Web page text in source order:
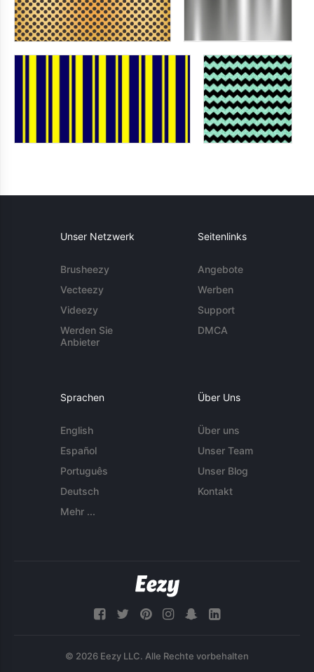
Unser Netzwerk
Brusheezy
Vecteezy
Videezy
Werden Sie
Anbieter
Seitenlinks
Angebote
Werben
Support
DMCA
Sprachen
English
Español
Português
Deutsch
Mehr ...
Über Uns
Über uns
Unser Team
Unser Blog
Kontakt
© 2026 Eezy LLC. Alle Rechte vorbehalten